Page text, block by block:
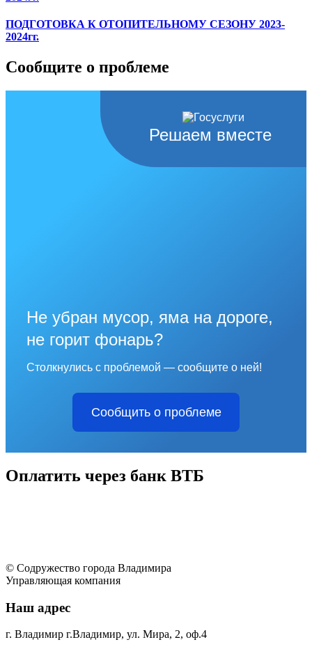
ПОДГОТОВКА К ОТОПИТЕЛЬНОМУ СЕЗОНУ 2023-
2024гг.
Сообщите о проблеме
Решаем вместе
Не убран мусор, яма на дороге,
не горит фонарь?
Столкнулись с проблемой — сообщите о ней!
Сообщить о проблеме
Оплатить через банк ВТБ
© Содружество города Владимира
Управляющая компания
Наш адрес
г. Владимир г.Владимир, ул. Мира, 2, оф.4